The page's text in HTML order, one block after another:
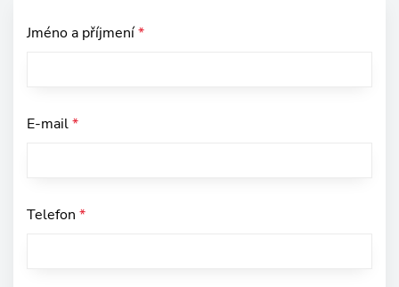
Jméno a příjmení*
E-mail*
Telefon *